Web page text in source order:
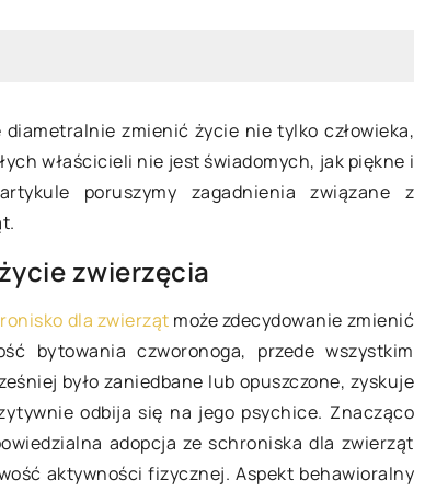
zmienić życie nie tylko człowieka,
właścicieli nie jest świadomych, jak piękne i
poruszymy zagadnienia związane z
zwierzęcia
dla zwierząt może zdecydowanie zmienić
bytowania czworonoga, przede wszystkim
było zaniedbane lub opuszczone, zyskuje
odbija się na jego psychice. Znacząco
adopcja ze schroniska dla zwierząt
aktywności fizycznej. Aspekt behawioralny
z
może
11 listopada 2023
Korzyści z wykorzystania
betonowych zbiorników na
nieczystości w gospodarstwie
domowym
Poznaj nieocenione zalety